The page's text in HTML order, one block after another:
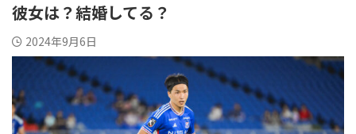
彼女は？結婚してる？
2024年9月6日